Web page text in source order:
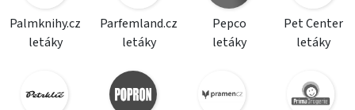
Palmknihy.cz
letáky
Parfemland.cz
letáky
Pepco
letáky
Pet Center
letáky